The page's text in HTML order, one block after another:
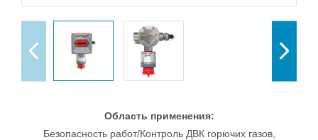
Область применения:
Безопасность работ/Контроль ДВК горючих газов,